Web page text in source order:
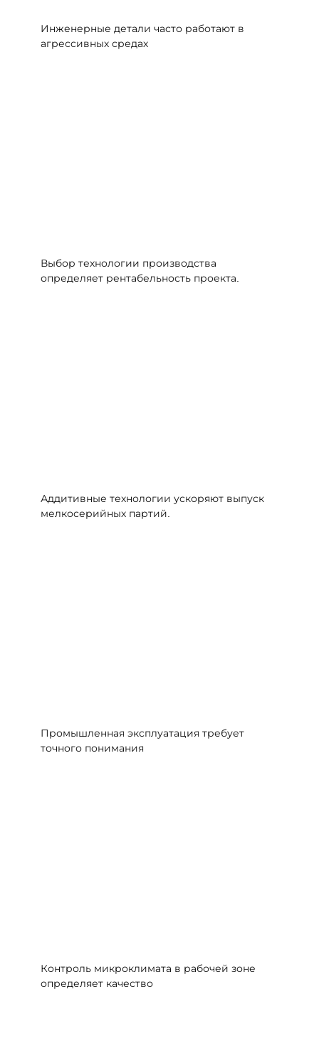
Инженерные детали часто работают в
агрессивных средах
Выбор технологии производства
определяет рентабельность проекта.
Аддитивные технологии ускоряют выпуск
мелкосерийных партий.
Промышленная эксплуатация требует
точного понимания
Контроль микроклимата в рабочей зоне
определяет качество